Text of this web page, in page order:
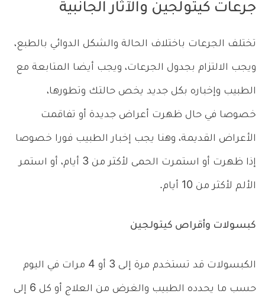
جرعات كيتولجين والآثار الجانبية
تختلف الجرعات باختلاف الحالة والشكل الدوائي بالطبع،
ويجب الالتزام بجدول الجرعات، ويجب أيضا المتابعة مع
الطبيب وإخباره بكل جديد يخص حالتك وتطورها،
خصوصا في حال ظهرت أعراض جديدة أو تفاقمت
الأعراض القديمة، وهنا يجب إخبار الطبيب فورا خصوصا
إذا ظهرت أو استمرت الحمى لأكثر من 3 أيام، أو استمر
الألم لأكثر من 10 أيام.
كبسولات وأقراص كيتولجين
الكبسولات قد تستخدم مرة إلى 3 أو 4 مرات في اليوم
حسب ما يحدده الطبيب والغرض من العلاج أو كل 6 إلى